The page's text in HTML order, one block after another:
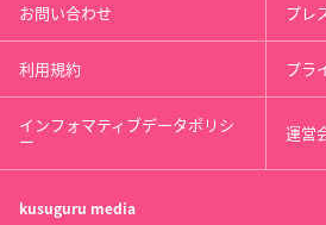
お問い合わせ プレ
利用規約 プラ
インフォマティブデータポリシ
ー 運営
kusuguru media